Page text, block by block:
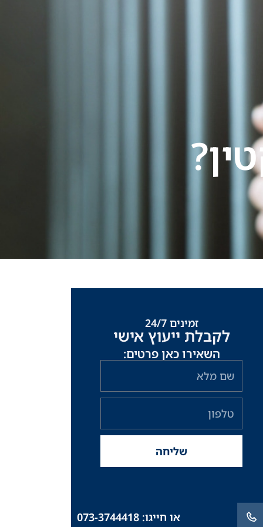
זמינים 24/7
לקבלת ייעוץ אישי
השאירו כאן פרטים:
מלא
שליחה
או חייגו: 073-3744418